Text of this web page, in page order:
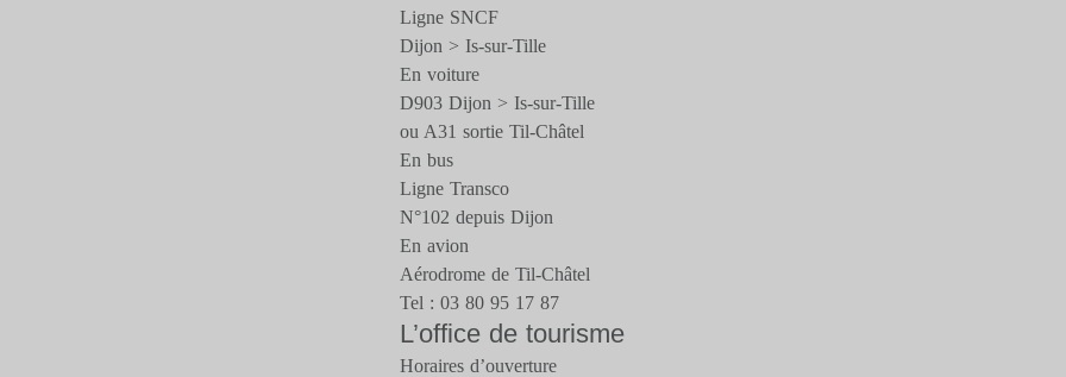
Ligne SNCF
Dijon > Is-sur-Tille
En voiture
D903 Dijon > Is-sur-Tille
ou A31 sortie Til-Châtel
En bus
Ligne Transco
N°102 depuis Dijon
En avion
Aérodrome de Til-Châtel
Tel : 03 80 95 17 87
L’office de tourisme
Horaires d’ouverture